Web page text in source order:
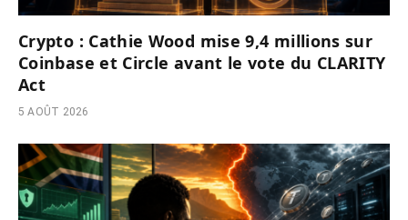
Crypto : Cathie Wood mise 9,4 millions sur
Coinbase et Circle avant le vote du CLARITY
Act
5 AOÛT 2026